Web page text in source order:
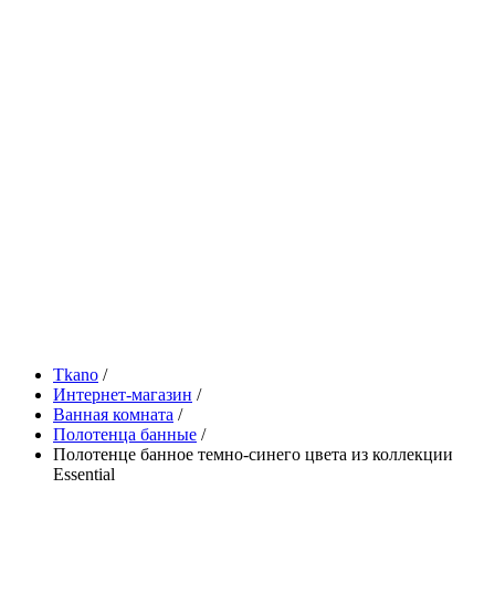
Tkano /
Интернет-магазин /
Ванная комната /
Полотенца банные /
Полотенце банное темно-синего цвета из коллекции
Essential